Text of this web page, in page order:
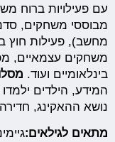
עם פעילויות ברוח
מבוססי משחקים,
מחשב), פעילות חוץ
משחקים עצמאיים,
בינלאומיים ועוד.
המידע, הילדים
נושא ההאקינג,
מתאים לגילאים:גיימינג 9-17, מובייל 10-